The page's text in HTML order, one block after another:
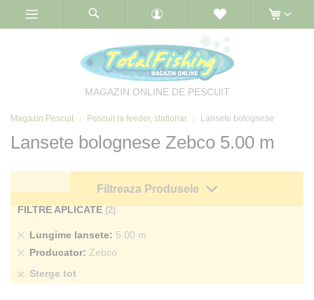
MAGAZIN ONLINE DE PESCUIT
Magazin Pescuit Pescuit la feeder, stationar Lansete bolognese
Lansete bolognese Zebco 5.00 m
Filtreaza Produsele
FILTRE APLICATE
Lungime lansete 5.00 m
Sterge
produs
Producator Zebco
Sterge
Sterge tot